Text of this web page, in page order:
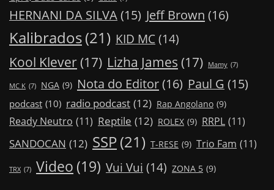
HERNANI DA SILVA(15) Jeff Brown (16)
Kalibrados(21) KID MC (14)
Kool Klever (17) Lizha James (17) Mamy (7)
MC K (7) NGA (9) Nota do Editor(16) Paul G (15)
podcast (10) radio podcast (12) Rap Angolano (9)
Ready Neutro (11) Reptile (12) ROLEX (9) RRPL (11)
SANDOCAN (12) SSP(21) T-RESE (9) Trio Fam (11)
TRX (7) Video (19) Vui Vui (14) ZONA 5 (9)